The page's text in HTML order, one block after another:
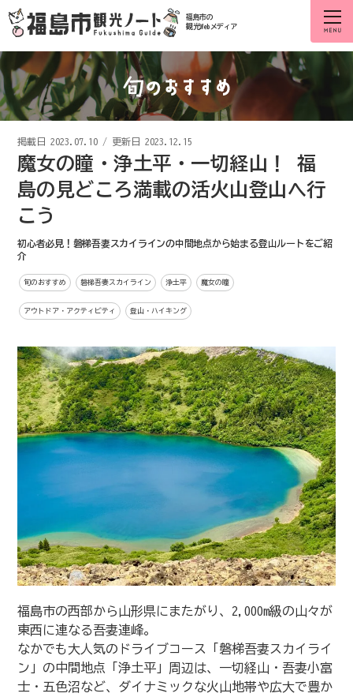
福島市の
観光Webメディア
掲載日 2023.07.10 / 更新日 2023.12.15
魔女の瞳・浄土平・一切経山！ 福
島の見どころ満載の活火山登山へ行
こう
初心者必見！磐梯吾妻スカイラインの中間地点から始まる登山ルートをご紹
介
旬のおすすめ 磐梯吾妻スカイライン 浄土平 魔女の瞳
アウトドア・アクティビティ 登山・ハイキング
福島市の西部から山形県にまたがり、2,000m級の山々が
東西に連なる吾妻連峰。
なかでも大人気のドライブコース「磐梯吾妻スカイライ
ン」の中間地点「浄土平」周辺は、一切経山・吾妻小富
士・五色沼など、ダイナミックな火山地帯や広大で豊か